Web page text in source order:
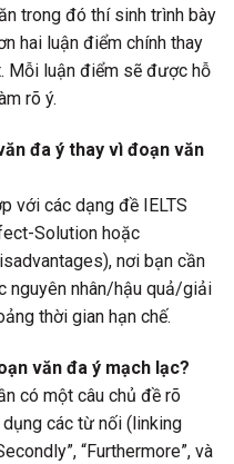
trong đó thí sinh trình bày
hai luận điểm chính thay
Mỗi luận điểm sẽ được hỗ
rõ ý.
đa ý thay vì đoạn văn
với các dạng đề IELTS
Solution hoặc
nơi bạn cần
nguyên nhân/hậu quả/giải
thời gian hạn chế.
văn đa ý mạch lạc?
có một câu chủ đề rõ
các từ nối (linking
“Furthermore”, và